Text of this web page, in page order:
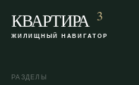
КВАРТИРА 3
ЖИЛИЩНЫЙ НАВИГАТОР
РАЗДЕЛЫ